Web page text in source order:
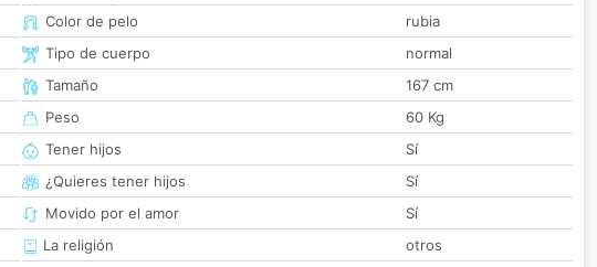
Color de pelo
rubia
Tipo de cuerpo
normal
Tamaño
167 cm
Peso
60 Kg
Tener hijos
Sí
¿Quieres tener hijos
Sí
Movido por el amor
Sí
La religión
otros